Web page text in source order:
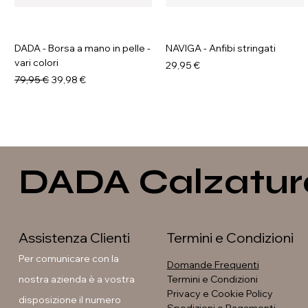
DADA - Borsa a mano in pelle -
vari colori
Prezzo regolare
79,95 € Prezzo scontato
39,98 €
NAVIGA - Anfibi stringati
Prezzo
29,95 €
GALIA - Anfibi con suola LAURA BETTINI - Texani tacco
La Flor - Stivaletti arricciati - La Flor - Décolleté con
DADA
Assistenza Clienti
Per comunicare con la
nostra azienda è a vostra
disposizione il numero
Termini e Condizioni
Domande Frequenti
Termini e Condizioni
Privacy e Cookie Policy